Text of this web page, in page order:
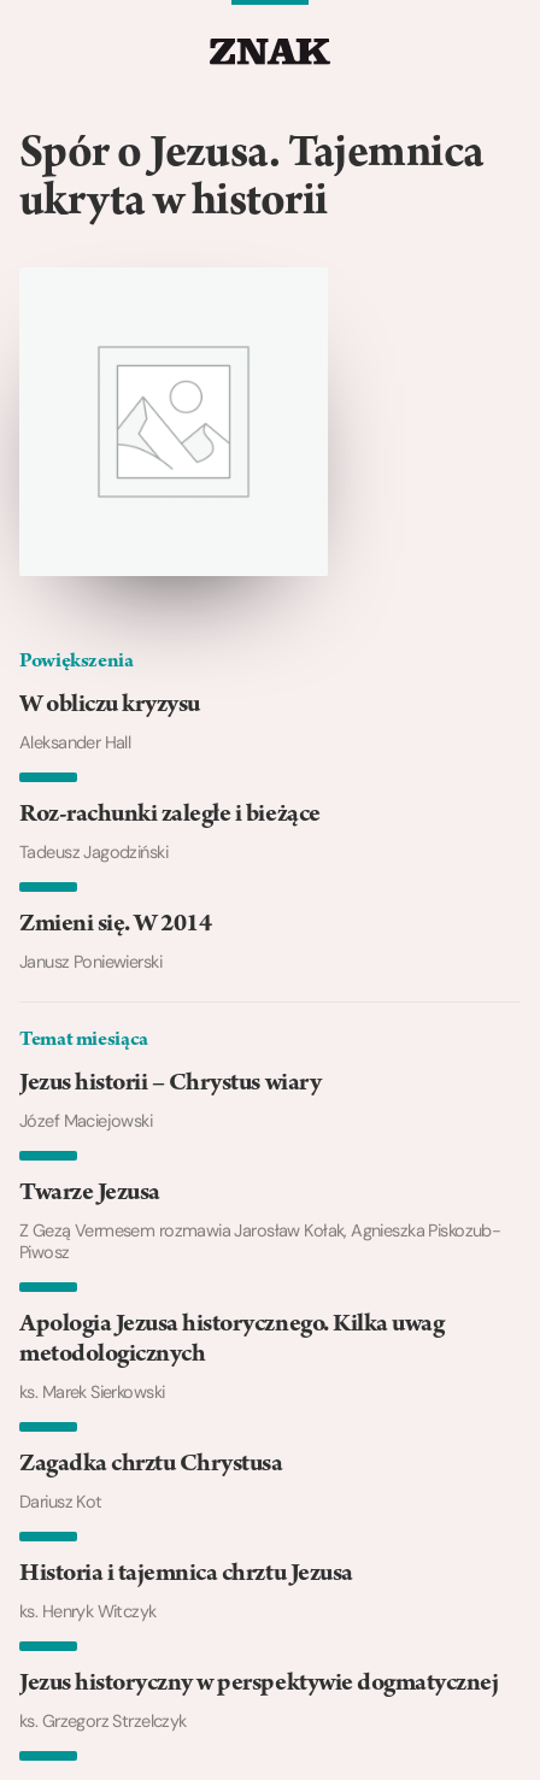
Spór o Jezusa. Tajemnica
ukryta w historii
Powiększenia
W obliczu kryzysu
Aleksander Hall
Roz-rachunki zaległe i bieżące
Tadeusz Jagodziński
Zmieni się. W 2014
Janusz Poniewierski
Temat miesiąca
Jezus historii – Chrystus wiary
Józef Maciejowski
Twarze Jezusa
Z Gezą Vermesem rozmawia Jarosław Kołak, Agnieszka Piskozub-
Piwosz
Apologia Jezusa historycznego. Kilka uwag
metodologicznych
ks. Marek Sierkowski
Zagadka chrztu Chrystusa
Dariusz Kot
Historia i tajemnica chrztu Jezusa
ks. Henryk Witczyk
Jezus historyczny w perspektywie dogmatycznej
ks. Grzegorz Strzelczyk